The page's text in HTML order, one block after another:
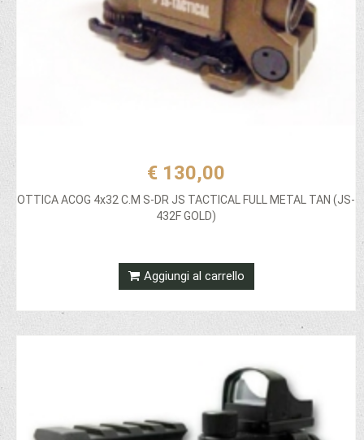
€ 130,00
OTTICA ACOG 4x32 C.M S-DR JS TACTICAL FULL METAL TAN (JS-
432F GOLD)
Aggiungi al carrello